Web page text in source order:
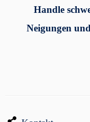
Handle
Neigungen